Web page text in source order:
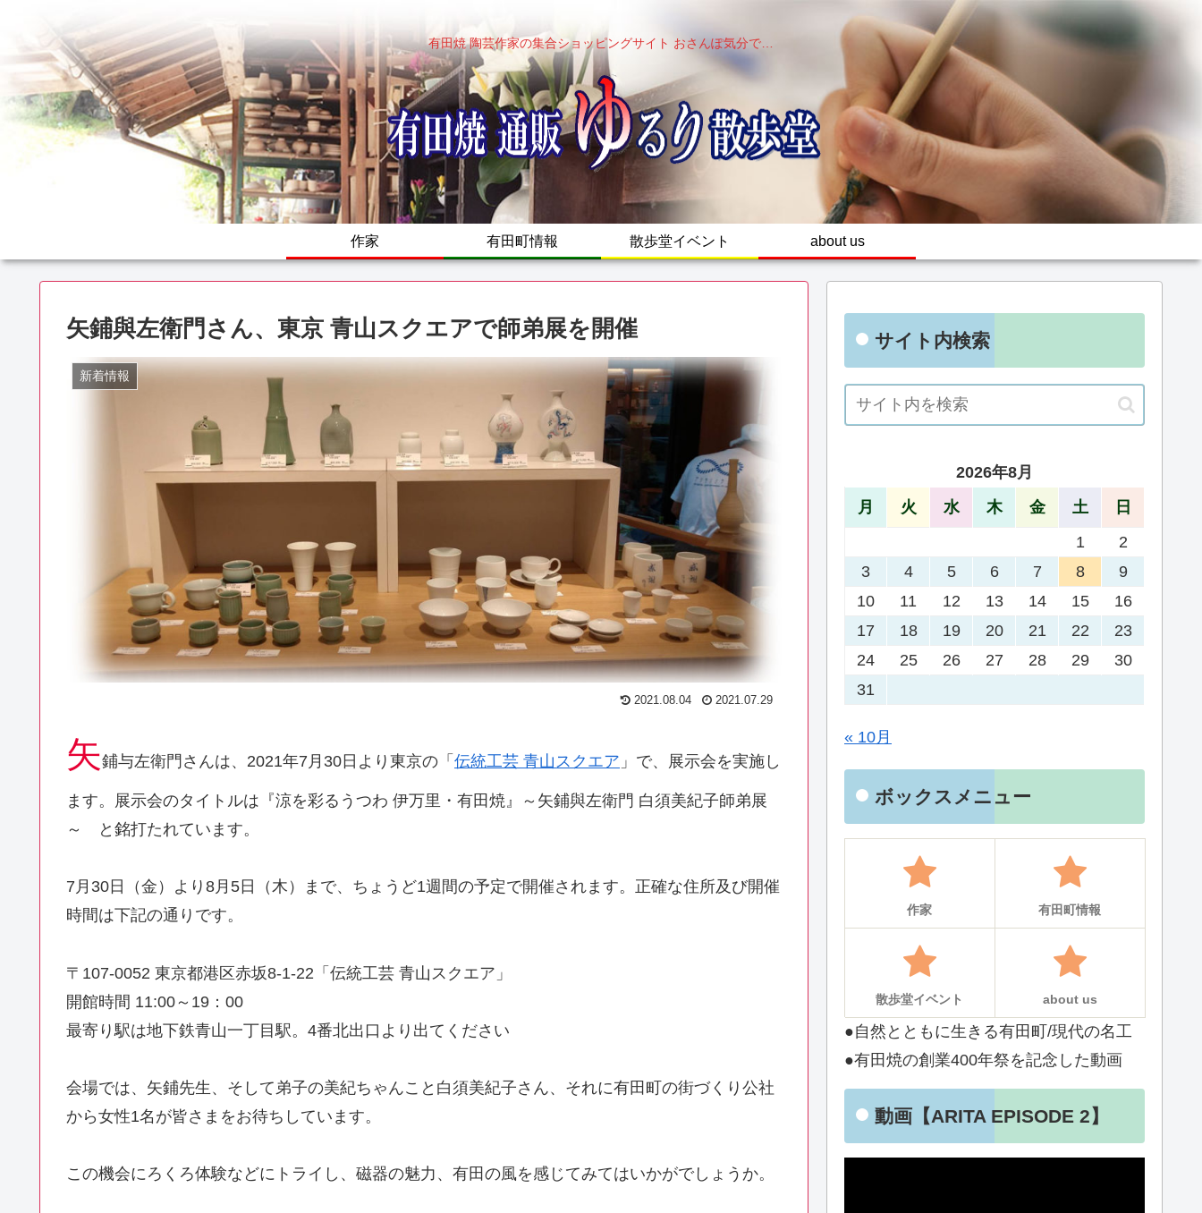
有田焼 陶芸作家の集合ショッピングサイト おさんぽ気分で…
作家 有田町情報 散歩堂イベント about us
矢鋪與左衛門さん、東京 青山スクエアで師弟展を開催
新着情報
2021.08.04 2021.07.29
矢鋪与左衛門さんは、2021年7月30日より東京の「 伝統工芸 青山スクエア 」で、展示会を実施し
ます。展示会のタイトルは『涼を彩るうつわ 伊万里・有田焼』～矢鋪與左衛門 白須美紀子師弟展
～ と銘打たれています。
7月30日（金）より8月5日（木）まで、ちょうど1週間の予定で開催されます。正確な住所及び開催
時間は下記の通りです。
〒107-0052 東京都港区赤坂8-1-22「伝統工芸 青山スクエア」
開館時間 11:00～19：00
最寄り駅は地下鉄青山一丁目駅。4番北出口より出てください
会場では、矢鋪先生、そして弟子の美紀ちゃんこと白須美紀子さん、それに有田町の街づくり公社
から女性1名が皆さまをお待ちしています。
この機会にろくろ体験などにトライし、磁器の魅力、有田の風を感じてみてはいかがでしょうか。
サイト内検索
2026年8月
月
火 水 木 金 土
日
1
2
3
4 5 6 7 8
9
10
11 12 13 14 15
16
17
18 19 20 21 22
23
24
25 26 27 28 29
30
31
« 10月
ボックスメニュー
作家 有田町情報
散歩堂イベント about us
●自然とともに生きる有田町/現代の名工
●有田焼の創業400年祭を記念した動画
動画【ARITA EPISODE 2】